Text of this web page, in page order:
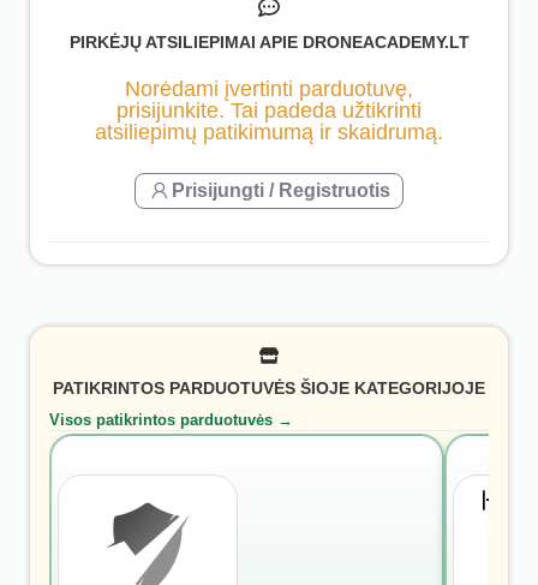
PIRKĖJŲ ATSILIEPIMAI APIE DRONEACADEMY.LT
Norėdami įvertinti parduotuvę,
prisijunkite. Tai padeda užtikrinti
atsiliepimų patikimumą ir skaidrumą.
Prisijungti / Registruotis
PATIKRINTOS PARDUOTUVĖS ŠIOJE KATEGORIJOJE
Visos patikrintos parduotuvės →